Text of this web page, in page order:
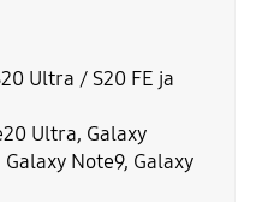
Ultra / S20 FE ja
Ultra, Galaxy
Note9, Galaxy